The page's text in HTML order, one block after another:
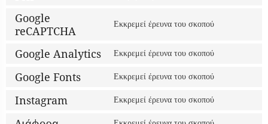
Google
reCAPTCHA
Εκκρεμεί έρευνα του σκοπού
Google Analytics Εκκρεμεί έρευνα του σκοπού
Google Fonts Εκκρεμεί έρευνα του σκοπού
Instagram Εκκρεμεί έρευνα του σκοπού